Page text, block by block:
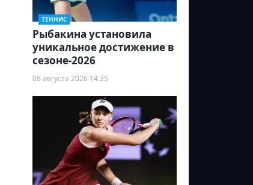
ТЕННИС
Рыбакина установила
уникальное достижение в
сезоне-2026
08 августа 2026 14:35